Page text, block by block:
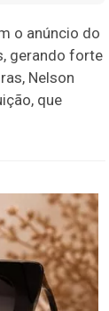
o anúncio do
gerando forte
Nelson
que